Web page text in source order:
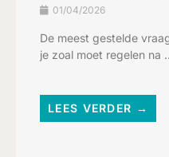
01/04/2026
De meest gestelde
je zoal moet regelen na
LEES VERDER →